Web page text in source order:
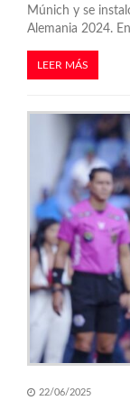
Múnich y se
Alemania 2024.
LEER MÁS
22/06/2025